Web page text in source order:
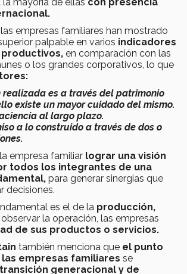
la mayoría de ellas con presencia
empresas familiares han mostrado
palpable en varios indicadores
en comparación con las
o los grandes corporativos, lo que
realizada es a través del patrimonio
existe un mayor cuidado del mismo.
al largo plazo.
a lo construido a través de dos o
empresa familiar lograr una visión
todos los integrantes de una
para generar sinergias que
decisiones.
es el de la producción,
la operación, las empresas
de sus productos o servicios.
también menciona que el punto
empresas familiares se
transición generacional y de